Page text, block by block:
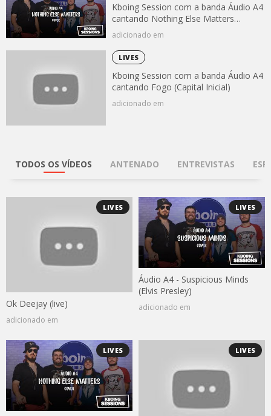
Kboing Session com a banda Áudio A4
cantando Nothing Else Matters
(Metallica)
adicionado em
LIVES
Kboing Session com a banda Áudio A4
cantando Fogo (Capital Inicial)
adicionado em
TODOS OS VÍDEOS ANTENADO ENTREVISTAS
LIVES
Ok Deejay (live)
adicionado em
LIVES
Áudio A4 - Suspicious Minds
(Elvis Presley)
adicionado em
LIVES LIVES